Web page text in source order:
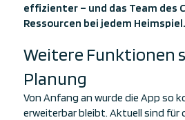
effizienter – und das Team des
Ressourcen bei jedem Heimspiel.
Weitere Funktionen
Planung
Von Anfang an wurde die App so
erweiterbar bleibt. Aktuell sind für